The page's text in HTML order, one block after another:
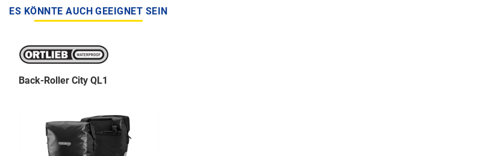
ES KÖNNTE AUCH GEEIGNET SEIN
Back-Roller City QL1